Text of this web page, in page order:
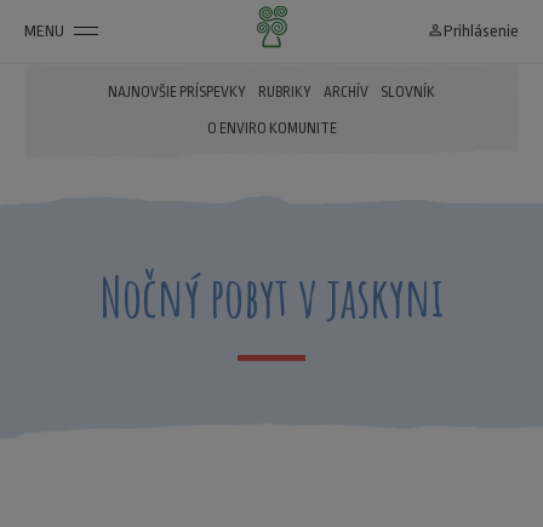
MENU person_outline Prihlásenie
NAJNOVŠIE PRÍSPEVKY RUBRIKY ARCHÍV SLOVNÍK
O ENVIRO KOMUNITE
Nočný pobyt v jaskyni